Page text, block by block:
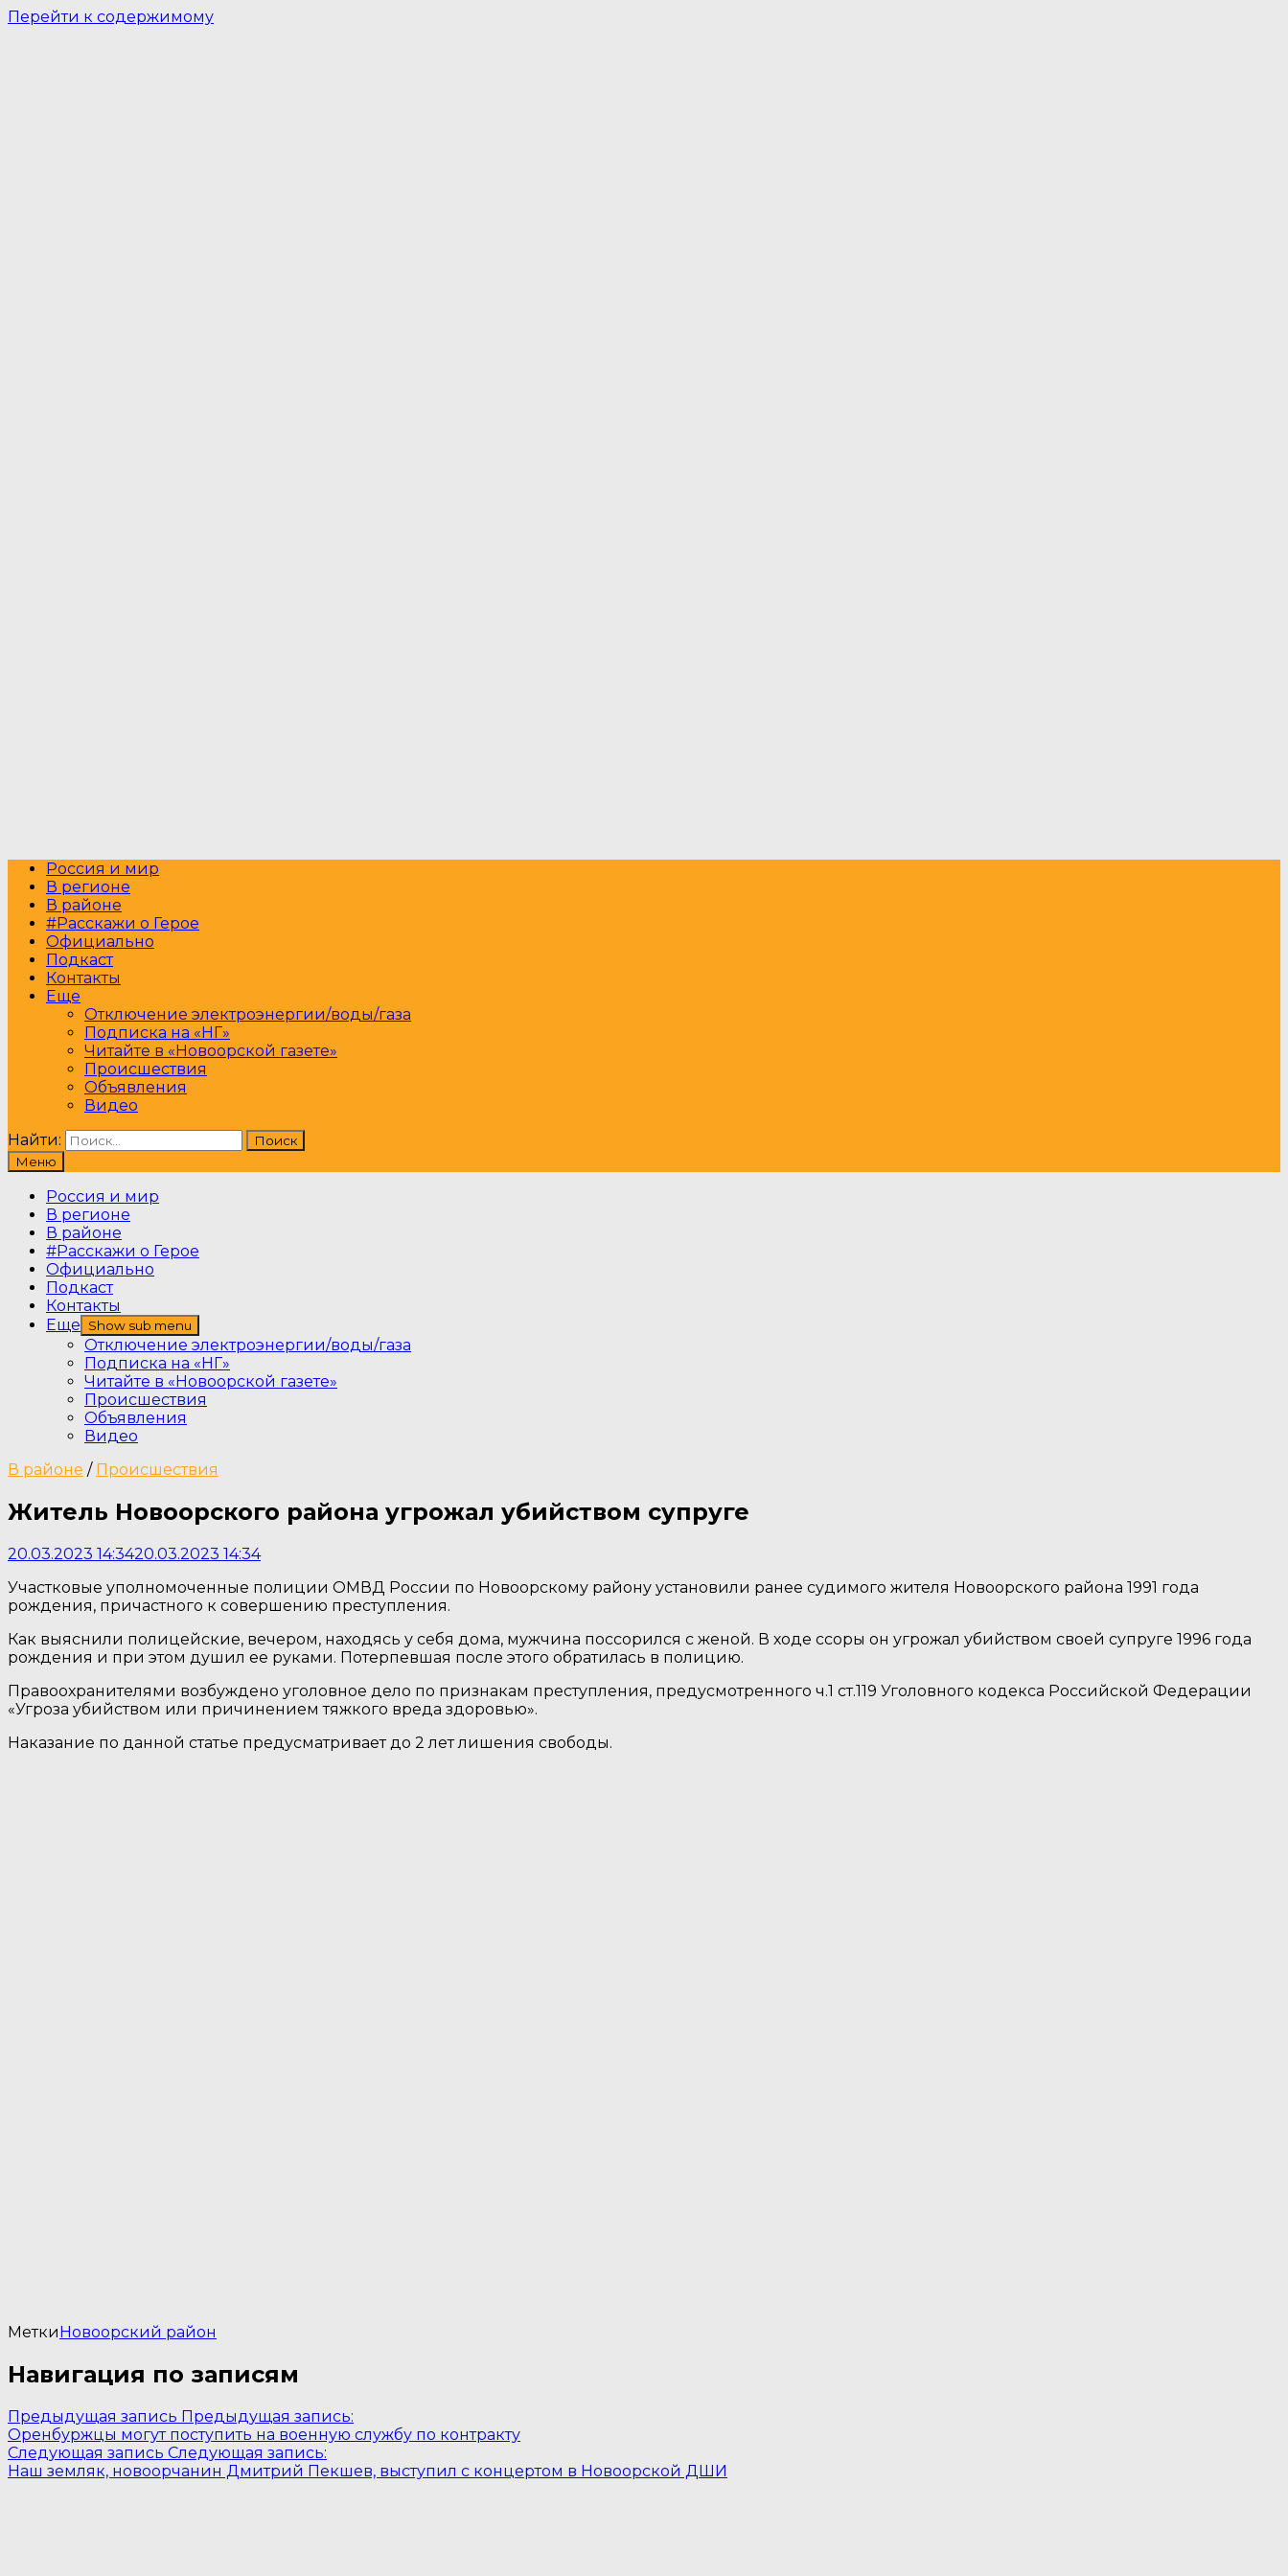
Перейти к содержимому
Россия и мир
В регионе
В районе
#Расскажи о Герое
Официально
Подкаст
Контакты
Еще
Отключение электроэнергии/воды/газа
Подписка на «НГ»
Читайте в «Новоорской газете»
Происшествия
Объявления
Видео
Найти:
Меню
Россия и мир
В регионе
В районе
#Расскажи о Герое
Официально
Подкаст
Контакты
Еще
Show sub menu
Отключение электроэнергии/воды/газа
Подписка на «НГ»
Читайте в «Новоорской газете»
Происшествия
Объявления
Видео
В районе / Происшествия
Житель Новоорского района угрожал убийством супруге
20.03.2023 14:3420.03.2023 14:34
Участковые уполномоченные полиции ОМВД России по Новоорскому району установили ранее судимого жителя Новоорского района 1991 года
рождения, причастного к совершению преступления.
Как выяснили полицейские, вечером, находясь у себя дома, мужчина поссорился с женой. В ходе ссоры он угрожал убийством своей супруге 1996 года
рождения и при этом душил ее руками. Потерпевшая после этого обратилась в полицию.
Правоохранителями возбуждено уголовное дело по признакам преступления, предусмотренного ч.1 ст.119 Уголовного кодекса Российской Федерации
«Угроза убийством или причинением тяжкого вреда здоровью».
Наказание по данной статье предусматривает до 2 лет лишения свободы.
МеткиНовоорский район
Навигация по записям
Предыдущая запись Предыдущая запись:
Оренбуржцы могут поступить на военную службу по контракту
Следующая запись Следующая запись:
Наш земляк, новоорчанин Дмитрий Пекшев, выступил с концертом в Новоорской ДШИ